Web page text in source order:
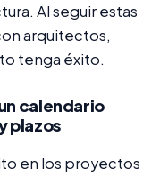
Al seguir estas
arquitectos,
tenga éxito.
calendario
plazos
en los proyectos